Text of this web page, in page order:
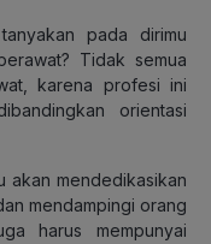
pada dirimu
Tidak semua
karena profesi ini
orientasi
akan mendedikasikan
mendampingi orang
harus mempunyai